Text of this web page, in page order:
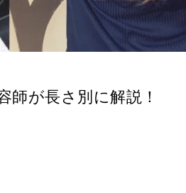
が長さ別に解説！